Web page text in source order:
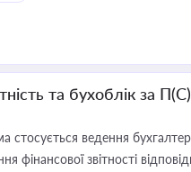
та бухоблік за
стосується ведення
фінансової звітності